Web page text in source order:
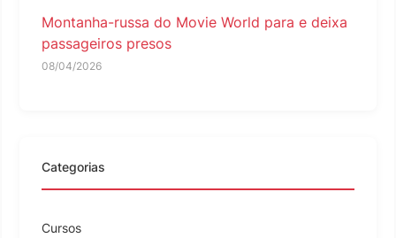
Montanha-russa do Movie World para e deixa
passageiros presos
08/04/2026
Categorias
Cursos